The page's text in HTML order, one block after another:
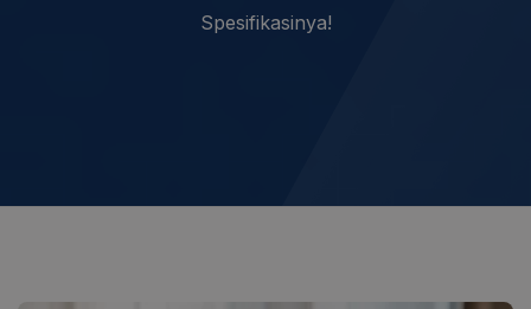
Spesifikasinya!